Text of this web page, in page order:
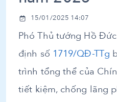
15/01/2025 14:07
Phó Thủ tướng Hồ
định số 1719/QĐ-TTg
trình tổng thể của
tiết kiệm, chống lãng